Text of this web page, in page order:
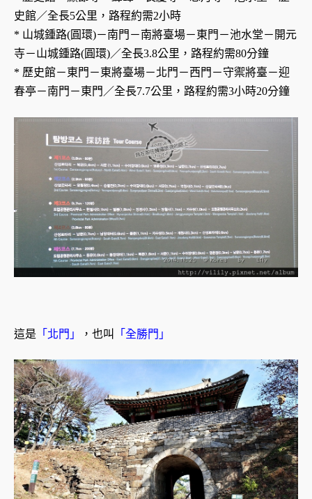
史館／全長5公里，路程約需2小時
* 山城鍾路(圓環)－南門－南將臺場－東門－池水堂－開元
寺－山城鍾路(圓環)／全長3.8公里，路程約需80分鐘
* 歷史館－東門－東將臺場－北門－西門－守禦將臺－迎
春亭－南門－東門／全長7.7公里，路程約需3小時20分鐘
這是 「北門」 ，也叫 「全勝門」